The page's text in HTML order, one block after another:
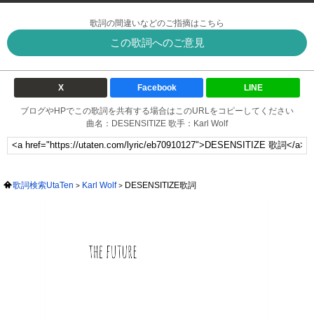
歌詞の間違いなどのご指摘はこちら
この歌詞へのご意見
X Facebook LINE
ブログやHPでこの歌詞を共有する場合はこのURLをコピーしてください
曲名：DESENSITIZE 歌手：Karl Wolf
歌詞検索UtaTen Karl Wolf DESENSITIZE歌詞